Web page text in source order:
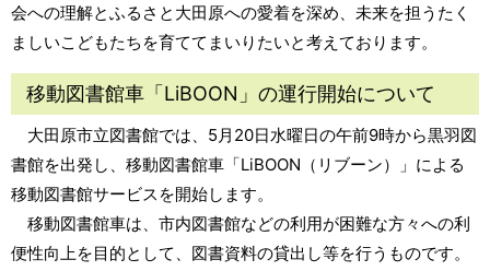
会への理解とふるさと大田原への愛着を深め、未来を担うたく
ましいこどもたちを育ててまいりたいと考えております。
移動図書館車「LiBOON」の運行開始について
大田原市立図書館では、5月20日水曜日の午前9時から黒羽図
書館を出発し、移動図書館車「LiBOON（リブーン）」による
移動図書館サービスを開始します。
移動図書館車は、市内図書館などの利用が困難な方々への利
便性向上を目的として、図書資料の貸出し等を行うものです。